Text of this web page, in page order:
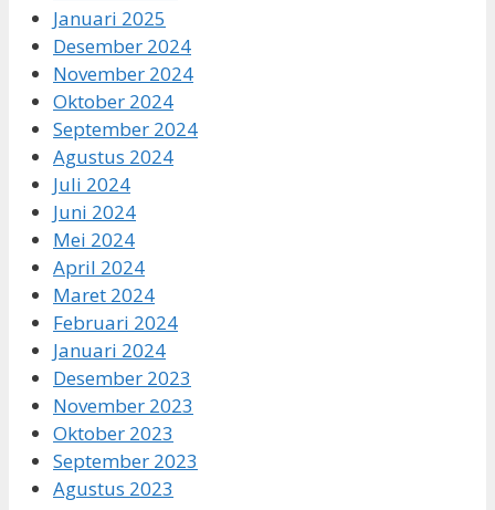
Januari 2025
Desember 2024
November 2024
Oktober 2024
September 2024
Agustus 2024
Juli 2024
Juni 2024
Mei 2024
April 2024
Maret 2024
Februari 2024
Januari 2024
Desember 2023
November 2023
Oktober 2023
September 2023
Agustus 2023